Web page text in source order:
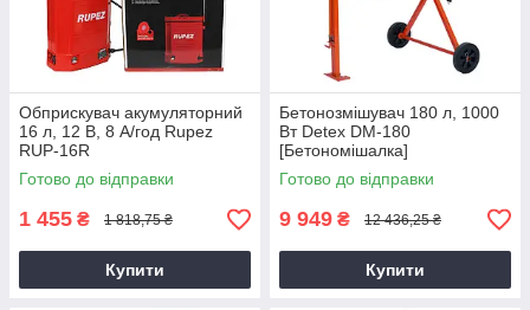
Обприскувач акумуляторний
16 л, 12 В, 8 А/год Rupez
RUP-16R
Готово до відправки
1 455 ₴ 1 818,75 ₴
Купити
Бетонозмішувач 180 л, 1000
Вт Detex DM-180
[Бетономішалка]
Готово до відправки
9 949 ₴ 12 436,25 ₴
Купити